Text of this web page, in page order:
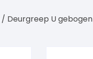
/ Deurgreep U gebogen